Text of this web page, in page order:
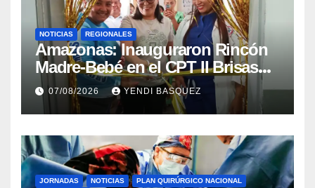
NOTICIAS REGIONALES
​Amazonas: Inauguraron Rincón
Madre-Bebé en el CPT II Brisas
del Aeropuerto ​Inauguraron
Rincón
07/08/2026 YENDI BASQUEZ
JORNADAS NOTICIAS
PLAN QUIRÚRGICO NACIONAL